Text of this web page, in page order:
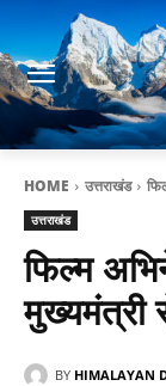
HOME उत्तराखंड
उत्तराखंड
फिल्म
मुख्यमंत्री
BY HIMALAYAN